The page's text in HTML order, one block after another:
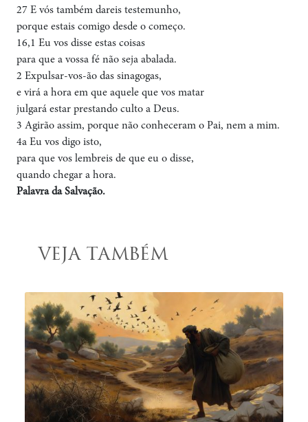
27 E vós também dareis testemunho,
porque estais comigo desde o começo.
16,1 Eu vos disse estas coisas
para que a vossa fé não seja abalada.
2 Expulsar-vos-ão das sinagogas,
e virá a hora em que aquele que vos matar
julgará estar prestando culto a Deus.
3 Agirão assim, porque não conheceram o Pai, nem a mim.
4a Eu vos digo isto,
para que vos lembreis de que eu o disse,
quando chegar a hora.
Palavra da Salvação.
VEJA TAMBÉM